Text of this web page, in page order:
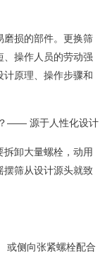
磨损的部件。更换筛
、操作人员的劳动强
计原理、操作步骤和
—— 源于人性化设计
卸大量螺栓，动用
摆筛从设计源头就致
侧向张紧螺栓配合